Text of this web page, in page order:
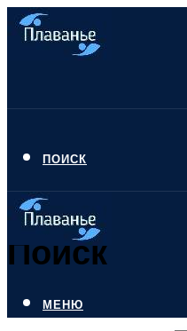
ПОИСК
Поиск
МЕНЮ